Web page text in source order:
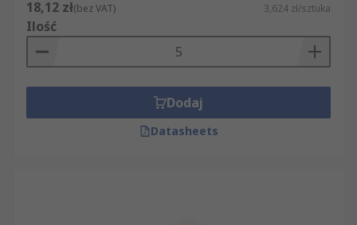
18,12 zł(bez VAT) 3,624 zł/sztuka
Ilość
Dodaj
Datasheets